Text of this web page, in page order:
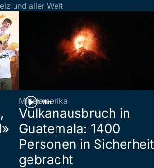
und aller Welt
1 Min
Mittelamerika
Vulkanausbruch in
Guatemala: 1400
Personen in Sicherheit
gebracht